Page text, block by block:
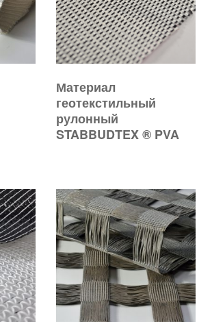
Материал
геотекстильный
рулонный
STABBUDTEX ® PVA